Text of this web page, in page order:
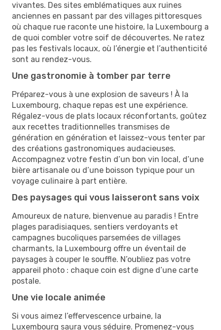
vivantes. Des sites emblématiques aux ruines
anciennes en passant par des villages pittoresques
où chaque rue raconte une histoire, la Luxembourg a
de quoi combler votre soif de découvertes. Ne ratez
pas les festivals locaux, où l’énergie et l’authenticité
sont au rendez-vous.
Une gastronomie à tomber par terre
Préparez-vous à une explosion de saveurs ! À la
Luxembourg, chaque repas est une expérience.
Régalez-vous de plats locaux réconfortants, goûtez
aux recettes traditionnelles transmises de
génération en génération et laissez-vous tenter par
des créations gastronomiques audacieuses.
Accompagnez votre festin d’un bon vin local, d’une
bière artisanale ou d’une boisson typique pour un
voyage culinaire à part entière.
Des paysages qui vous laisseront sans voix
Amoureux de nature, bienvenue au paradis ! Entre
plages paradisiaques, sentiers verdoyants et
campagnes bucoliques parsemées de villages
charmants, la Luxembourg offre un éventail de
paysages à couper le souffle. N’oubliez pas votre
appareil photo : chaque coin est digne d’une carte
postale.
Une vie locale animée
Si vous aimez l’effervescence urbaine, la
Luxembourg saura vous séduire. Promenez-vous